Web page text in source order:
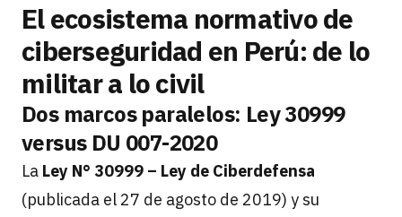
El ecosistema normativo de
ciberseguridad en Perú: de lo
militar a lo civil
Dos marcos paralelos: Ley 30999
versus DU 007-2020
La Ley N° 30999 – Ley de Ciberdefensa
(publicada el 27 de agosto de 2019) y su